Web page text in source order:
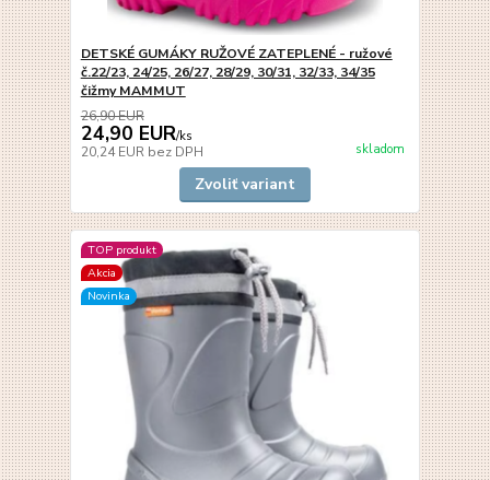
DETSKÉ GUMÁKY RUŽOVÉ ZATEPLENÉ - ružové
č.22/23, 24/25, 26/27, 28/29, 30/31, 32/33, 34/35
čižmy MAMMUT
26,90 EUR
24,90 EUR/ks
20,24 EUR bez DPH skladom
Zvoliť variant
TOP produkt
Akcia
Novinka